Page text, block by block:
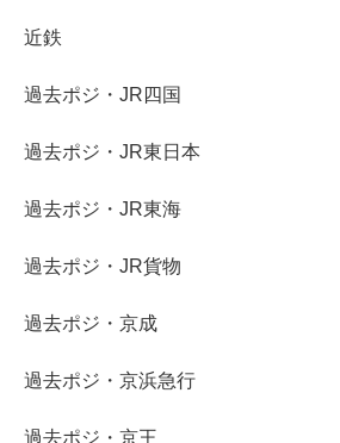
近鉄
過去ポジ・JR四国
過去ポジ・JR東日本
過去ポジ・JR東海
過去ポジ・JR貨物
過去ポジ・京成
過去ポジ・京浜急行
過去ポジ・京王